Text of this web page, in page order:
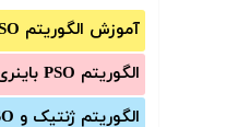
آموزش الگوریتم PSO
الگوریتم PSO باینری
الگوریتم ژنتیک و PSO